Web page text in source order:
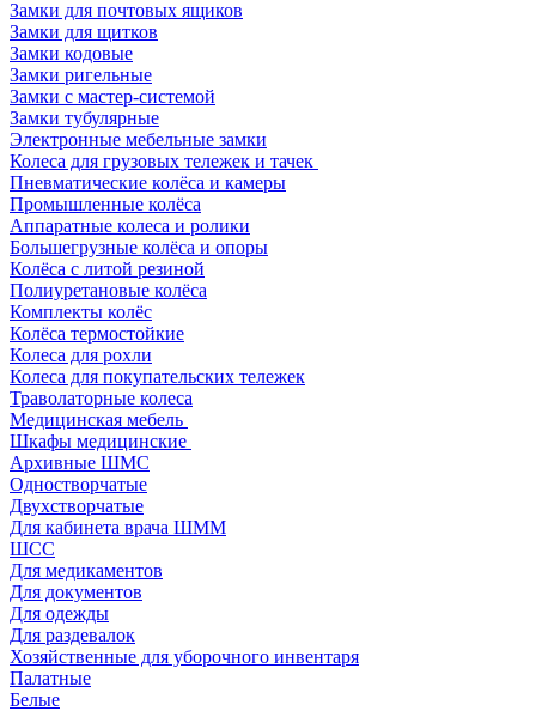
Замки для почтовых ящиков
Замки для щитков
Замки кодовые
Замки ригельные
Замки с мастер-системой
Замки тубулярные
Электронные мебельные замки
Колеса для грузовых тележек и тачек
Пневматические колёса и камеры
Промышленные колёса
Аппаратные колеса и ролики
Большегрузные колёса и опоры
Колёса с литой резиной
Полиуретановые колёса
Комплекты колёс
Колёса термостойкие
Колеса для рохли
Колеса для покупательских тележек
Траволаторные колеса
Медицинская мебель
Шкафы медицинские
Архивные ШМС
Одностворчатые
Двухстворчатые
Для кабинета врача ШММ
ШСС
Для медикаментов
Для документов
Для одежды
Для раздевалок
Хозяйственные для уборочного инвентаря
Палатные
Белые